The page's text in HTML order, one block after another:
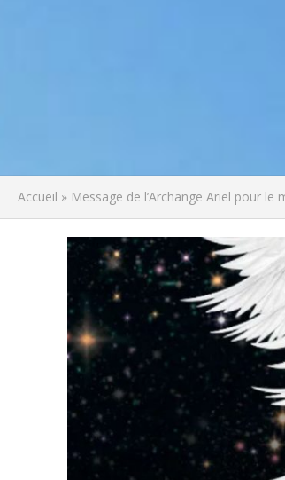
Accueil » Message de l’Archange Ariel pour le